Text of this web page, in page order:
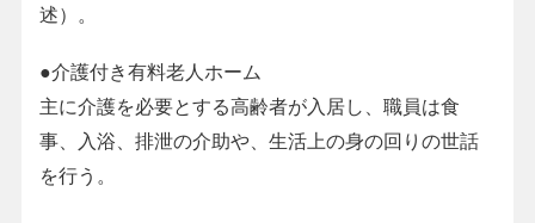
述）。
●介護付き有料老人ホーム
主に介護を必要とする高齢者が入居し、職員は食
事、入浴、排泄の介助や、生活上の身の回りの世話
を行う。